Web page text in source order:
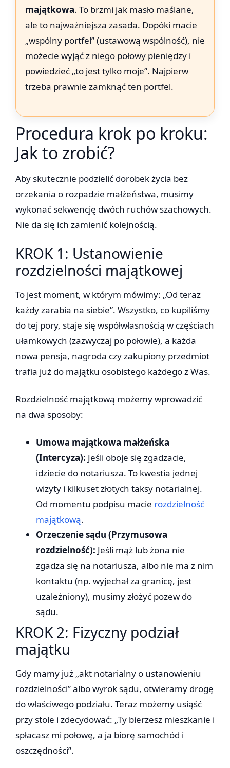
majątkowa. To brzmi jak masło maślane,
ale to najważniejsza zasada. Dopóki macie
„wspólny portfel” (ustawową wspólność), nie
możecie wyjąć z niego połowy pieniędzy i
powiedzieć „to jest tylko moje”. Najpierw
trzeba prawnie zamknąć ten portfel.
Procedura krok po kroku:
Jak to zrobić?
Aby skutecznie podzielić dorobek życia bez
orzekania o rozpadzie małżeństwa, musimy
wykonać sekwencję dwóch ruchów szachowych.
Nie da się ich zamienić kolejnością.
KROK 1: Ustanowienie
rozdzielności majątkowej
To jest moment, w którym mówimy: „Od teraz
każdy zarabia na siebie”. Wszystko, co kupiliśmy
do tej pory, staje się współwłasnością w częściach
ułamkowych (zazwyczaj po połowie), a każda
nowa pensja, nagroda czy zakupiony przedmiot
trafia już do majątku osobistego każdego z Was.
Rozdzielność majątkową możemy wprowadzić
na dwa sposoby:
Umowa majątkowa małżeńska
(Intercyza): Jeśli oboje się zgadzacie,
idziecie do notariusza. To kwestia jednej
wizyty i kilkuset złotych taksy notarialnej.
Od momentu podpisu macie rozdzielność
majątkową.
Orzeczenie sądu (Przymusowa
rozdzielność): Jeśli mąż lub żona nie
zgadza się na notariusza, albo nie ma z nim
kontaktu (np. wyjechał za granicę, jest
uzależniony), musimy złożyć pozew do
sądu.
KROK 2: Fizyczny podział
majątku
Gdy mamy już „akt notarialny o ustanowieniu
rozdzielności” albo wyrok sądu, otwieramy drogę
do właściwego podziału. Teraz możemy usiąść
przy stole i zdecydować: „Ty bierzesz mieszkanie i
spłacasz mi połowę, a ja biorę samochód i
oszczędności”.